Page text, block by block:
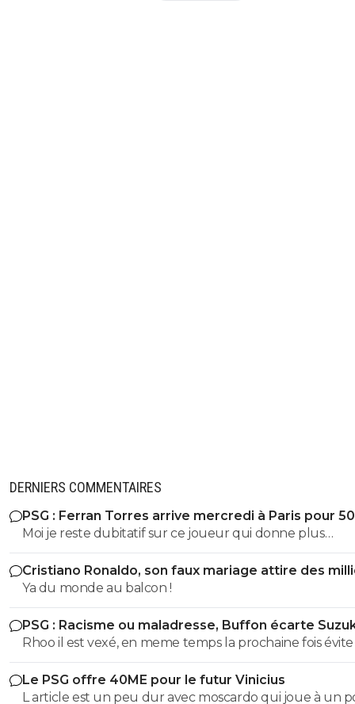
DERNIERS COMMENTAIRES
PSG : Ferran Torres arrive mercredi à Paris pour
Moi je reste dubitatif sur ce joueur qui donne plus
l’impression de chasser le contrat le plus juteux, qui n a
réussi à s imposer ni avec pep à City, ni au barca et je
trop quoi penser de sa personnalité pour le moment.
50M + bonus, et seulement si Enrique, qui le connaît
bien, arrive à lui faire améliorer sa finition de merde
avec ouss, ça peut être une bonne affaire sinon c est la
merde. Après je trouve que c est un joueur qui se
plutôt bien, bonne technique, bonne passe mais
Cristiano Ronaldo, son faux mariage attire des
de personnes
Ya du monde au balcon !
PSG : Racisme ou maladresse, Buffon écarte
Rhoo il est vexé, en meme temps la prochaine fois
rentrer dans des sujet complexe ou ton niveau de
connaissance ne dépasse pas l'enseignement
veux faire le malin mais tu te retrouves a chaque
Le PSG offre 40ME pour le futur Vinicius
L article est un peu dur avec moscardo qui joue à un